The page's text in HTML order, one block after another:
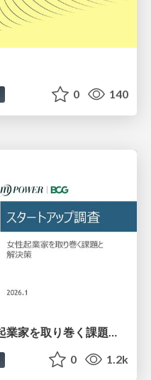
0 140
スタートアップ調査：女性起業家を取り巻く課題と解決策
0 1.2k